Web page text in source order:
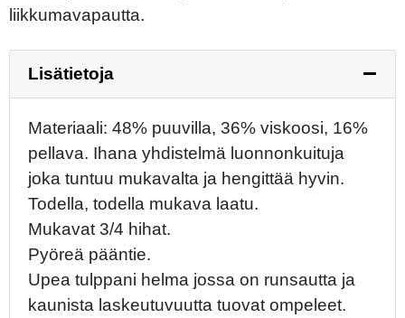
liikkumavapautta.
Lisätietoja
Materiaali: 48% puuvilla, 36% viskoosi, 16%
pellava. Ihana yhdistelmä luonnonkuituja
joka tuntuu mukavalta ja hengittää hyvin.
Todella, todella mukava laatu.
Mukavat 3/4 hihat.
Pyöreä pääntie.
Upea tulppani helma jossa on runsautta ja
kaunista laskeutuvuutta tuovat ompeleet.